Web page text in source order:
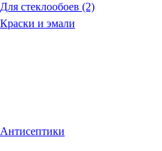
Для стеклообоев (2)
Краски и эмали
Антисептики